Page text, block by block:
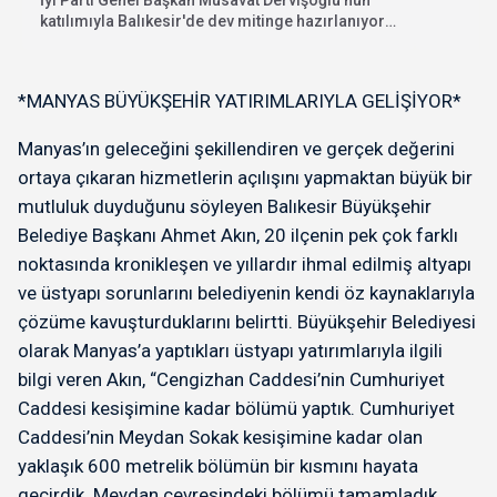
katılımıyla Balıkesir'de dev mitinge hazırlanıyor.
*MANYAS BÜYÜKŞEHİR YATIRIMLARIYLA GELİŞİYOR*
Manyas’ın geleceğini şekillendiren ve gerçek değerini
ortaya çıkaran hizmetlerin açılışını yapmaktan büyük bir
mutluluk duyduğunu söyleyen Balıkesir Büyükşehir
Belediye Başkanı Ahmet Akın, 20 ilçenin pek çok farklı
noktasında kronikleşen ve yıllardır ihmal edilmiş altyapı
ve üstyapı sorunlarını belediyenin kendi öz kaynaklarıyla
çözüme kavuşturduklarını belirtti. Büyükşehir Belediyesi
olarak Manyas’a yaptıkları üstyapı yatırımlarıyla ilgili
bilgi veren Akın, “Cengizhan Caddesi’nin Cumhuriyet
Caddesi kesişimine kadar bölümü yaptık. Cumhuriyet
Caddesi’nin Meydan Sokak kesişimine kadar olan
yaklaşık 600 metrelik bölümün bir kısmını hayata